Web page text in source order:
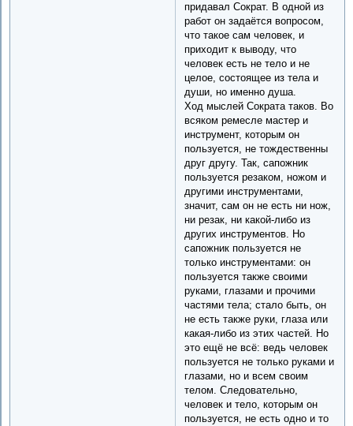
придавал Сократ. В одной из
работ он задаётся вопросом,
что такое сам человек, и
приходит к выводу, что
человек есть не тело и не
целое, состоящее из тела и
души, но именно душа.
Ход мыслей Сократа таков. Во
всяком ремесле мастер и
инструмент, которым он
пользуется, не тождественны
друг другу. Так, сапожник
пользуется резаком, ножом и
другими инструментами,
значит, сам он не есть ни нож,
ни резак, ни какой-либо из
других инструментов. Но
сапожник пользуется не
только инструментами: он
пользуется также своими
руками, глазами и прочими
частями тела; стало быть, он
не есть также руки, глаза или
какая-либо из этих частей. Но
это ещё не всё: ведь человек
пользуется не только руками и
глазами, но и всем своим
телом. Следовательно,
человек и тело, которым он
пользуется, не есть одно и то